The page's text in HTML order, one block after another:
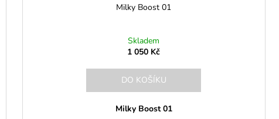
Milky Boost 01
Skladem
1 050 Kč
DO KOŠÍKU
Milky Boost 01